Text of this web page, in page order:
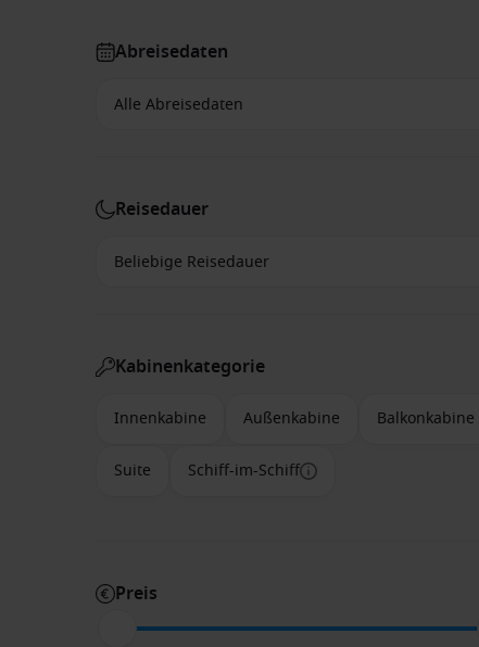
Abreisedaten
Reisedauer
Kabinenkategorie
Innenkabine Außenkabine Balkonkabine
Suite Schiff-im-Schiff
Preis